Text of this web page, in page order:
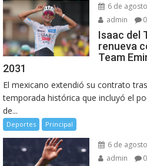
6 de
admin
0
Isaac del
renueva
Team
2031
El mexicano extendió su contrato
temporada histórica que incluyó el
de...
Deportes Principal
6 de
admin
0